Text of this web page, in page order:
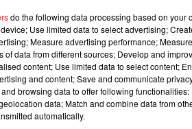
est le lien entre les deux ? C’est
de ne manger que des produits
le 6 janvier 2017, il rejoint
un mois plus tard. L’étape suivante
la Guadeloupe.
satellite pour couvrir l’événement et
do the following data processing based on your
Use limited data to select advertising;
Measure advertising performance;
of data from different sources; Develop and
content; Use limited data to select content;
and content; Save and communicate
browsing data to offer following
data; Match and combine data from
automatically.